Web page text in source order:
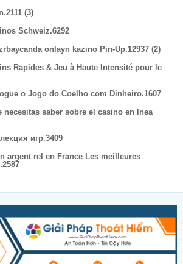
(3)
Schweiz.6292
onlayn kazino Pin-Up.12937 (2)
Rapides & Jeu à Haute Intensité pour le
o Jogo do Coelho com Dinheiro.1607
necesitas saber sobre el casino en lnea
игр.3409
argent rel en France Les meilleures